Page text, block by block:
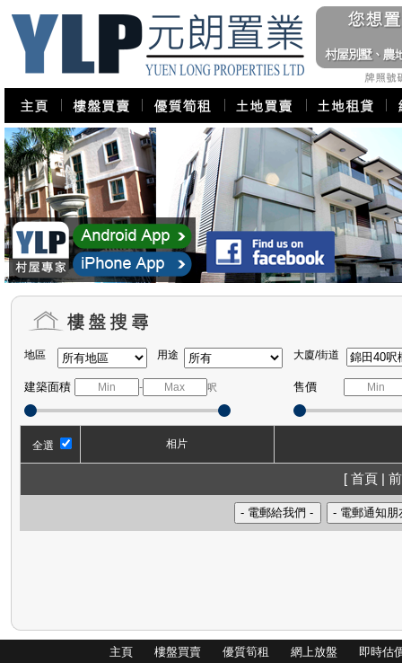
地區 用途 大廈/街道
建築面積 - 呎 售價
全選 相片
[ 首頁 |
主頁 樓盤買賣 優質筍租 網上放盤 即時估